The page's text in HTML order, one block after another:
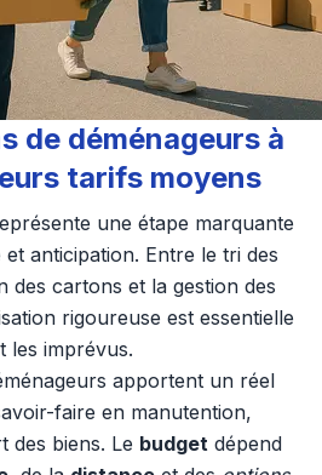
de déménageurs à
tarifs moyens
une étape marquante
anticipation. Entre le tri des
des cartons et la gestion des
rigoureuse est essentielle
les imprévus.
apportent un réel
faire en manutention,
des biens. Le budget dépend